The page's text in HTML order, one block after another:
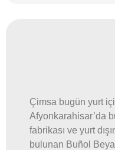
Çimsa bugün yurt
Afyonkarahisar’da
fabrikası ve yurt
bulunan Buñol